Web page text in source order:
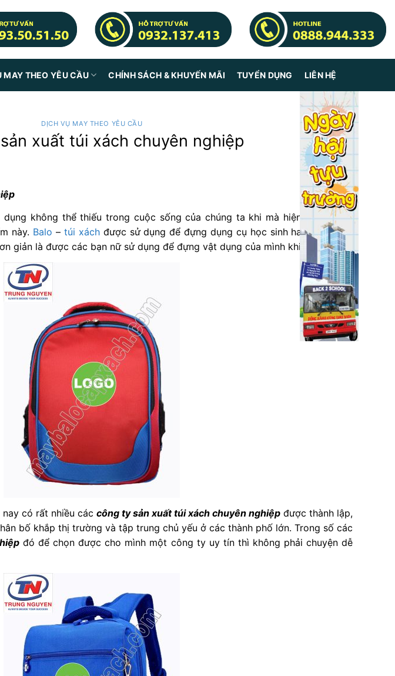
MAY THEO YÊU CẦU CHÍNH SÁCH & KHUYẾN MÃI TUYỂN DỤNG LIÊN HỆ
DỊCH VỤ MAY THEO YÊU CẦU
xuất túi xách chuyên nghiệp
không thể thiếu trong cuộc sống của chúng ta khi mà hiện nay có rất
này. Balo – túi xáchđược sử dụng để đựng dụng cụ học sinh hay được các
giản là được các bạn nữ sử dụng để đựng vật dụng của mình khi ra ngoài.
có rất nhiều các công ty sản xuất túi xách chuyên nghiệp được thành lập,
bố khắp thị trường và tập trung chủ yếu ở các thành phố lớn. Trong số các
đó để chọn được cho mình một công ty uy tín thì không phải chuyện dễ